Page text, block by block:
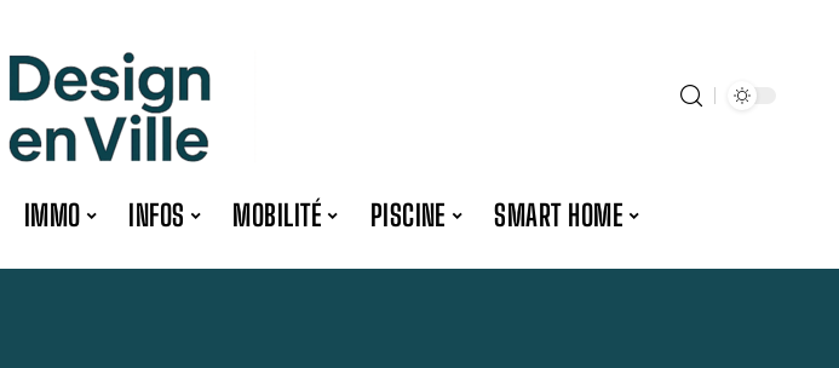
IMMO INFOS MOBILITÉ PISCINE SMART HOME